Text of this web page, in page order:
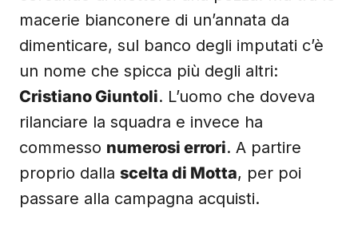
macerie bianconere di un’annata da
dimenticare, sul banco degli imputati c’è
un nome che spicca più degli altri:
Cristiano Giuntoli. L’uomo che doveva
rilanciare la squadra e invece ha
commesso numerosi errori. A partire
proprio dalla scelta di Motta, per poi
passare alla campagna acquisti.